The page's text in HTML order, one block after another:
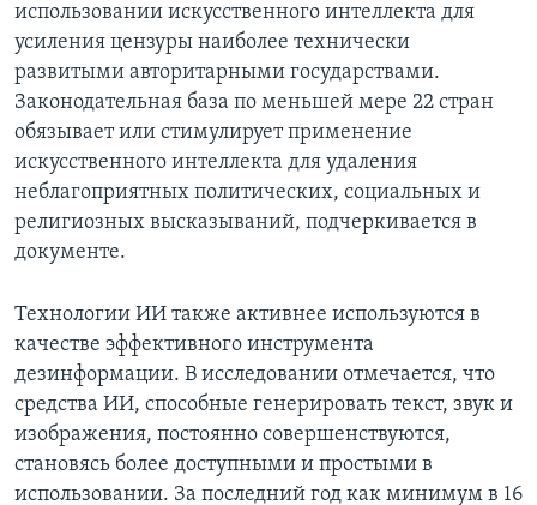
использовании искусственного интеллекта для
усиления цензуры наиболее технически
развитыми авторитарными государствами.
Законодательная база по меньшей мере 22 стран
обязывает или стимулирует применение
искусственного интеллекта для удаления
неблагоприятных политических, социальных и
религиозных высказываний, подчеркивается в
документе.
Технологии ИИ также активнее используются в
качестве эффективного инструмента
дезинформации. В исследовании отмечается, что
средства ИИ, способные генерировать текст, звук и
изображения, постоянно совершенствуются,
становясь более доступными и простыми в
использовании. За последний год как минимум в 16